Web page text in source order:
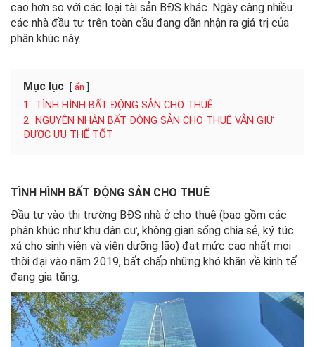
cao hơn so với các loại tài sản BĐS khác. Ngày càng nhiều
các nhà đầu tư trên toàn cầu đang dần nhận ra giá trị của
phân khúc này.
Mục lục ẩn
1. TÌNH HÌNH BẤT ĐỘNG SẢN CHO THUÊ
2. NGUYÊN NHÂN BẤT ĐỘNG SẢN CHO THUÊ VẪN GIỮ
ĐƯỢC ƯU THẾ TỐT
TÌNH HÌNH BẤT ĐỘNG SẢN CHO THUÊ
Đầu tư vào thị trường BĐS nhà ở cho thuê (bao gồm các
phân khúc như khu dân cư, không gian sống chia sẻ, ký túc
xá cho sinh viên và viện dưỡng lão) đạt mức cao nhất mọi
thời đại vào năm 2019, bất chấp những khó khăn về kinh tế
đang gia tăng.